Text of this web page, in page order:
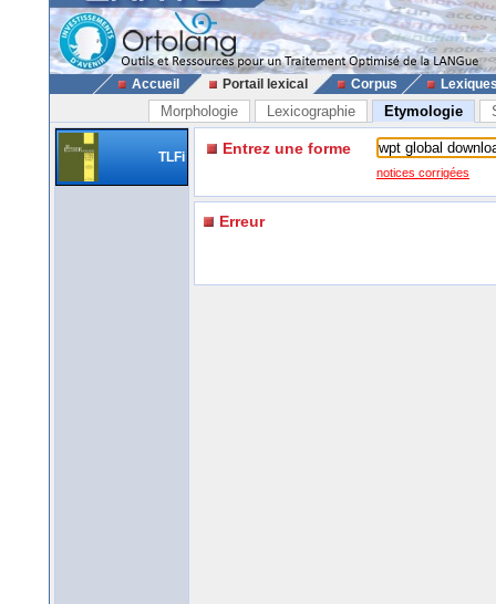
Accueil Portail lexical Corpus
Morphologie Lexicographie Etymologie
TLFi Entrez une forme
notices corrigées
Erreur